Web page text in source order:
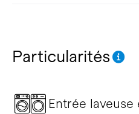
Particularités
Entrée laveuse